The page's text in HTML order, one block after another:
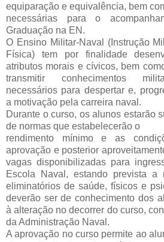
equiparação e equivalência, bem
necessárias para o
Graduação na EN.
O Ensino Militar-Naval (Instrução
Física) tem por finalidade
atributos morais e cívicos, bem
transmitir conhecimentos
necessários para despertar e,
a motivação pela carreira naval.
Durante o curso, os alunos estarão
de normas que estabelecerão o
rendimento mínimo e as
aprovação e posterior
vagas disponibilizadas para
Escola Naval, estando prevista a
eliminatórios de saúde, físicos e
deverão ser de conhecimento dos
à alteração no decorrer do curso,
da Administração Naval.
A aprovação no curso permite ao